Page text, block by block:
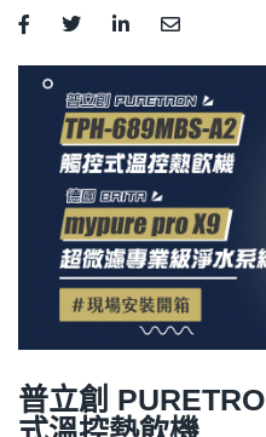
)
王 )
普立創